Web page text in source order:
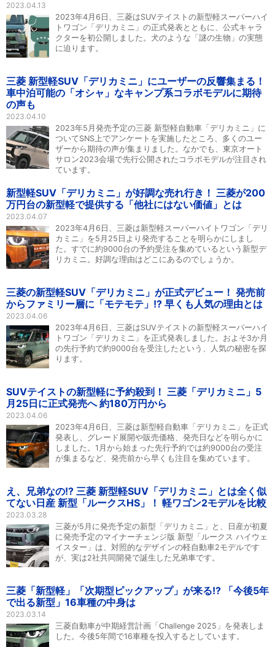
2023.04.13
2023年4月6日、三菱はSUVテイストの新型軽スーパーハイ
トワゴン「デリカミニ」の正式発表とともに、公式キャラ
クターを初公開しました。犬のような「謎の生物」の実態
に迫ります。
三菱 新型軽SUV「デリカミニ」にユーザーの反響集まる！
車中泊可能の「オシャ」なキャンプ系コラボモデルに期待
の声も
2023.04.10
2023年5月発売予定の三菱 新型軽自動車「デリカミニ」に
ついてSNS上でアンケートを実施したところ、多くのユー
ザーから期待の声が集まりました。なかでも、東京オート
サロン2023会場で先行公開されたコラボモデルが注目され
ています。
新型軽SUV「デリカミニ」が好調な売れ行き！ 三菱が200
万円台の新型軽で提供する「他社にはない価値」とは
2023.04.07
2023年4月6日、三菱は新型軽スーパーハイトワゴン「デリ
カミニ」を5月25日より発売することを明らかにしまし
た。すでに約9000台の予約受注を集めているという新型デ
リカミニ。好調な理由はどこにあるのでしょうか。
三菱の新型軽SUV「デリカミニ」が正式デビュー！ 発売前
からファミリー層に「モテモテ」!? 早くも人気の理由とは
2023.04.06
2023年4月6日、三菱はSUVテイストの新型軽スーパーハイ
トワゴン「デリカミニ」を正式発表しました。およそ3か月
の先行予約で約9000台を受注したという、人気の秘密を探
ります。
SUVテイストの新型軽に予約殺到！ 三菱「デリカミニ」5
月25日に正式発売へ 約180万円から
2023.04.06
2023年4月6日、三菱は新型軽自動車「デリカミニ」を正式
発表し、グレード展開や販売価格、発売日などを明らかに
しました。1月から始まった先行予約では約9000台の受注
が集まるなど、発売前から早くも注目を集めています。
え、兄弟なの!? 三菱 新型軽SUV「デリカミニ」とは全く似
てない日産 新型「ルークスHS」！ 軽ワゴン2モデルを比較
2023.03.28
三菱が5月に発売予定の新型「デリカミニ」と、日産が初夏
に発売予定のマイナーチェンジ版 新型「ルークス ハイウェ
イスター」は、対照的なデザインの軽自動車2モデルです
が、実は2社共同開発で誕生した兄弟車です。
三菱「新型軽」「次期型ピックアップ」が来る!? 「今後5年
で出る新型」16車種の中身は
2023.03.14
三菱自動車が中期経営計画「Challenge 2025」を発表しま
した。今後5年間で16車種を投入するとしています。